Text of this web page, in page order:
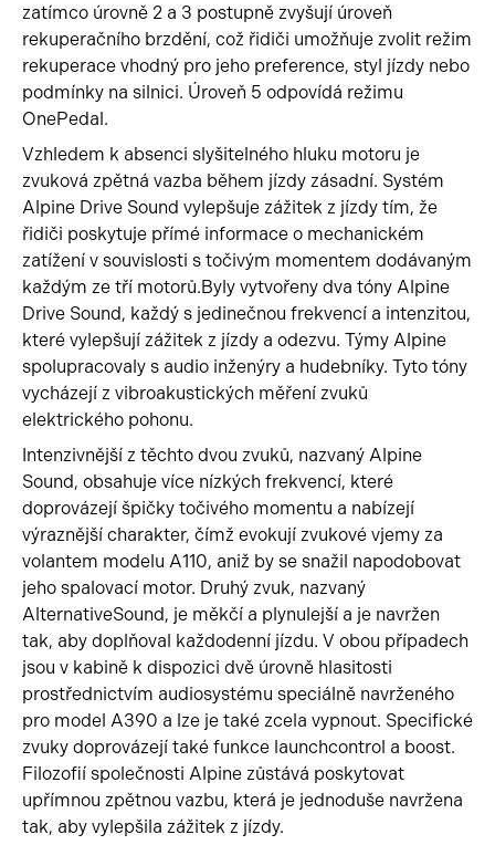
zatímco úrovně 2 a 3 postupně zvyšují úroveň
rekuperačního brzdění, což řidiči umožňuje zvolit režim
rekuperace vhodný pro jeho preference, styl jízdy nebo
podmínky na silnici. Úroveň 5 odpovídá režimu
OnePedal.
Vzhledem k absenci slyšitelného hluku motoru je
zvuková zpětná vazba během jízdy zásadní. Systém
Alpine Drive Sound vylepšuje zážitek z jízdy tím, že
řidiči poskytuje přímé informace o mechanickém
zatížení v souvislosti s točivým momentem dodávaným
každým ze tří motorů.Byly vytvořeny dva tóny Alpine
Drive Sound, každý s jedinečnou frekvencí a intenzitou,
které vylepšují zážitek z jízdy a odezvu. Týmy Alpine
spolupracovaly s audio inženýry a hudebníky. Tyto tóny
vycházejí z vibroakustických měření zvuků
elektrického pohonu.
Intenzivnější z těchto dvou zvuků, nazvaný Alpine
Sound, obsahuje více nízkých frekvencí, které
doprovázejí špičky točivého momentu a nabízejí
výraznější charakter, čímž evokují zvukové vjemy za
volantem modelu A110, aniž by se snažil napodobovat
jeho spalovací motor. Druhý zvuk, nazvaný
AlternativeSound, je měkčí a plynulejší a je navržen
tak, aby doplňoval každodenní jízdu. V obou případech
jsou v kabině k dispozici dvě úrovně hlasitosti
prostřednictvím audiosystému speciálně navrženého
pro model A390 a lze je také zcela vypnout. Specifické
zvuky doprovázejí také funkce launchcontrol a boost.
Filozofií společnosti Alpine zůstává poskytovat
upřímnou zpětnou vazbu, která je jednoduše navržena
tak, aby vylepšila zážitek z jízdy.